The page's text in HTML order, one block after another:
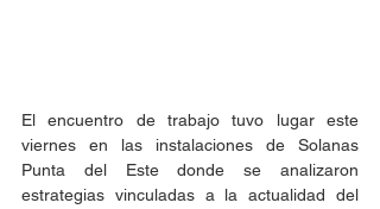
El encuentro de trabajo tuvo lugar este
viernes en las instalaciones de Solanas
Punta del Este donde se analizaron
estrategias vinculadas a la actualidad del